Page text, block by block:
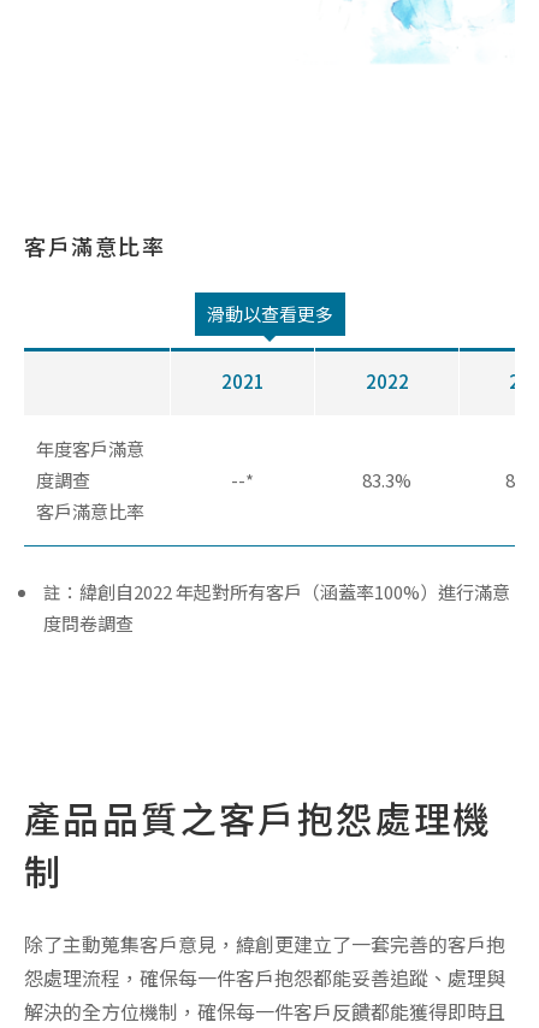
客戶滿意比率
滑動以查看更多
2021 2022
年度客戶滿意
度調查
客戶滿意比率
--* 83.3%
註：緯創自2022 年起對所有客戶（涵蓋率100%）進行滿意
度問卷調查
產品品質之客戶抱怨處理機
制
除了主動蒐集客戶意見，緯創更建立了一套完善的客戶抱
怨處理流程，確保每一件客戶抱怨都能妥善追蹤、處理與
解決的全方位機制，確保每一件客戶反饋都能獲得即時且